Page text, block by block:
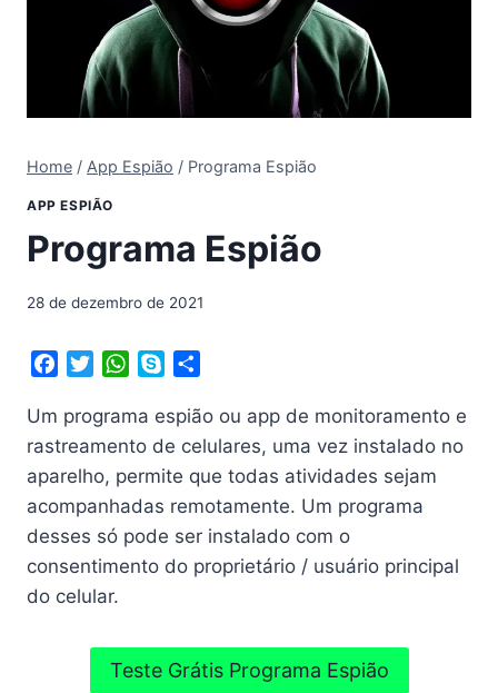
Home / App Espião / Programa Espião
APP ESPIÃO
Programa Espião
28 de dezembro de 2021
c
e
b
o
k
i
t
t
e
W
a
t
s
A
p
y
p
e
a
r
e
Um programa espião ou app de monitoramento e
rastreamento de celulares, uma vez instalado no
aparelho, permite que todas atividades sejam
acompanhadas remotamente. Um programa
desses só pode ser instalado com o
consentimento do proprietário / usuário principal
do celular.
Teste Grátis Programa Espião